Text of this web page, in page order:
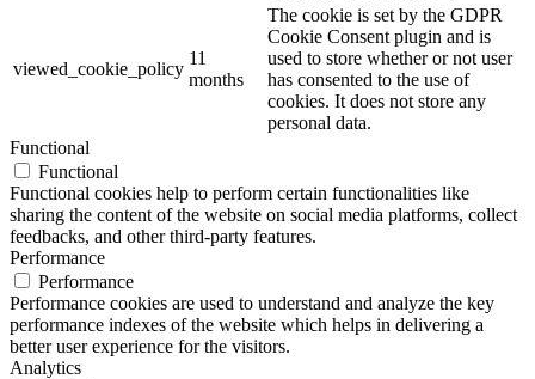
viewed_cookie_policy
11
months
The cookie is set by the GDPR
Cookie Consent plugin and is
used to store whether or not user
has consented to the use of
cookies. It does not store any
personal data.
Functional
Functional
Functional cookies help to perform certain functionalities like
sharing the content of the website on social media platforms, collect
feedbacks, and other third-party features.
Performance
Performance
Performance cookies are used to understand and analyze the key
performance indexes of the website which helps in delivering a
better user experience for the visitors.
Analytics